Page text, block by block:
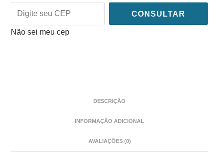
CONSULTAR
Não sei meu cep
DESCRIÇÃO
INFORMAÇÃO ADICIONAL
AVALIAÇÕES (0)